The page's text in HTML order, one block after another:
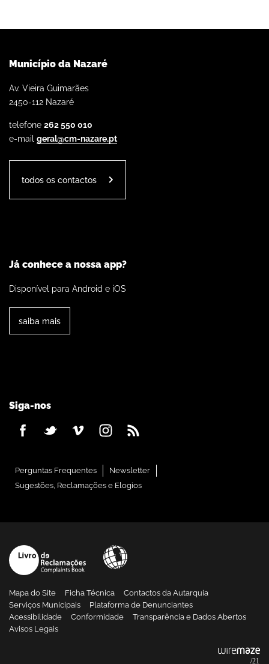
Município da Nazaré
Av. Vieira Guimarães
2450-112 Nazaré
telefone 262 550 010
e-mail geral@cm-nazare.pt
todos os contactos
Já conhece a nossa app?
Disponível para Android e iOS
saiba mais
Siga-nos
Perguntas Frequentes
Newsletter
Sugestões, Reclamações e Elogios
Mapa do Site Ficha Técnica
Contactos da Autarquia
Serviços Municipais
Plataforma de Denunciantes
Acessibilidade
Conformidade
Transparência e Dados Abertos
Avisos Legais